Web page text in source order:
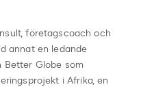
företagscoach och
annat en ledande
Better Globe som
i Afrika, en